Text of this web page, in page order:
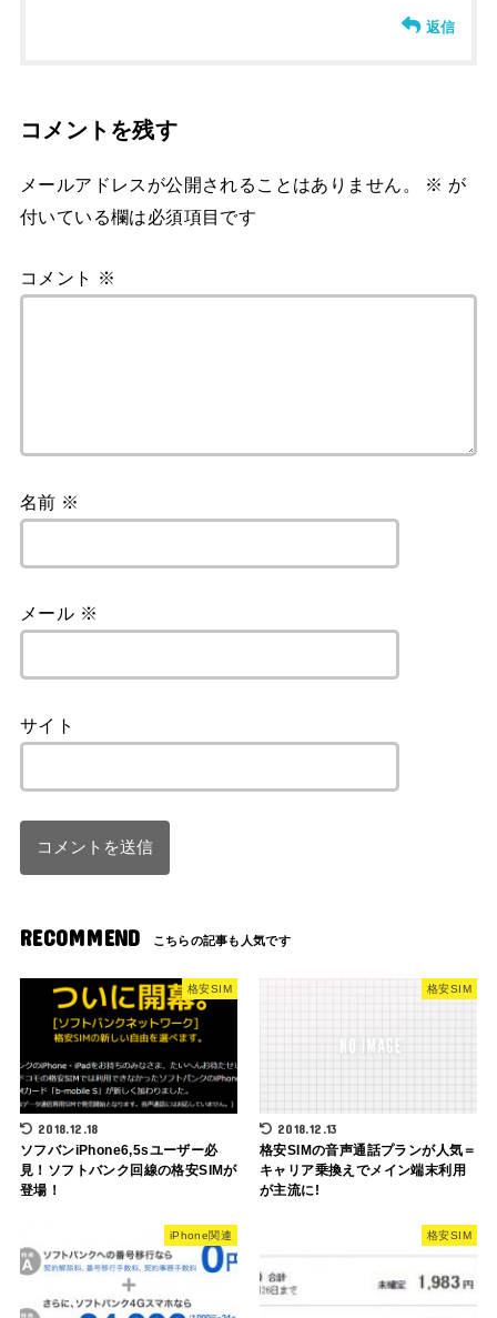
返信
コメントを残す
メールアドレスが公開されることはありません。 ※ が
付いている欄は必須項目です
コメント ※
名前 ※
メール ※
サイト
RECOMMEND
格安SIM
2018.12.18
ソフバンiPhone6,5sユーザー必
見！ソフトバンク回線の格安SIMが
登場！
格安SIM
2018.12.13
格安SIMの音声通話プランが人気＝
キャリア乗換えでメイン端末利用
が主流に!
iPhone関連 格安SIM